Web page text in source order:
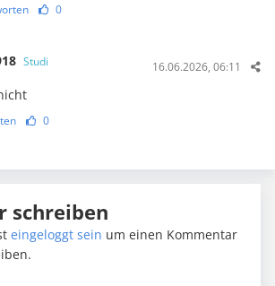
0
Studi 16.06.2026, 06:11
0
schreiben
eingeloggt sein um einen Kommentar